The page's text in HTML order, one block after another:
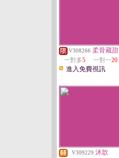
V308266 柔骨藏甜
一對多5 一對一20
進入免費視訊
V309229 沐歆